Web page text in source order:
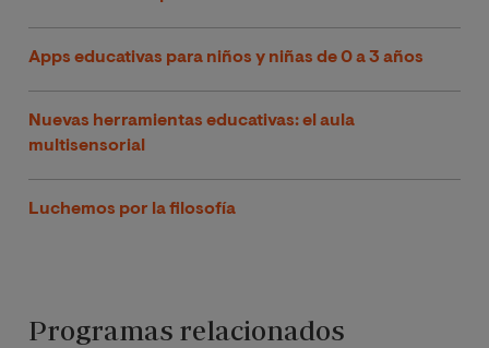
Apps educativas para niños y niñas de 0 a 3 años
Nuevas herramientas educativas: el aula
multisensorial
Luchemos por la filosofía
Programas relacionados